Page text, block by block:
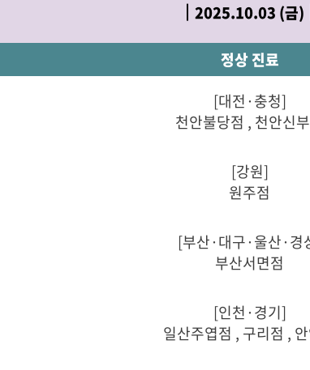
2025.10.03 (금)
정상 진료
[대전·충청]
천안불당점 , 천안신
[강원]
원주점
[부산·대구·울산·경
부산서면점
[인천·경기]
일산주엽점 , 구리점 ,